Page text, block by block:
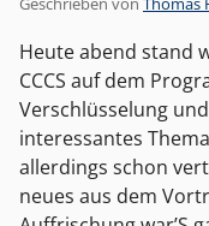
Heute abend stand
CCCS auf dem
Verschlüsselung
interessantes
allerdings schon
neues aus dem